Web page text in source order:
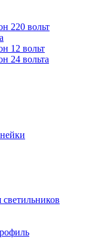
220 вольт
12 вольт
24 вольта